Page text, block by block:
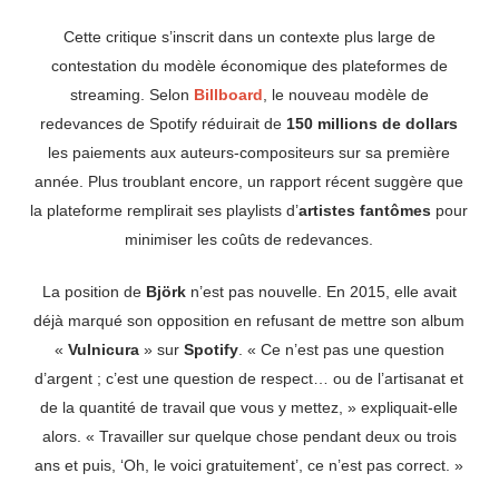
Cette critique s’inscrit dans un contexte plus large de
contestation du modèle économique des plateformes de
streaming. Selon Billboard , le nouveau modèle de
redevances de Spotify réduirait de 150 millions de dollars
les paiements aux auteurs-compositeurs sur sa première
année. Plus troublant encore, un rapport récent suggère que
la plateforme remplirait ses playlists d’artistes fantômes pour
minimiser les coûts de redevances.
La position de Björkn’est pas nouvelle. En 2015, elle avait
déjà marqué son opposition en refusant de mettre son album
« Vulnicura» sur Spotify. « Ce n’est pas une question
d’argent ; c’est une question de respect… ou de l’artisanat et
de la quantité de travail que vous y mettez, » expliquait-elle
alors. « Travailler sur quelque chose pendant deux ou trois
ans et puis, ‘Oh, le voici gratuitement’, ce n’est pas correct. »